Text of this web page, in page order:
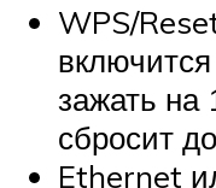
WPS/
зажать на
сбросит
Ethernet